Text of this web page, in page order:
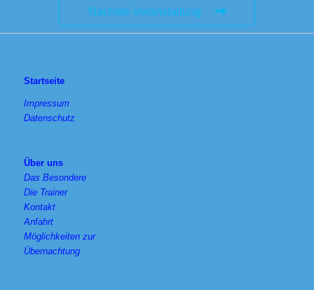
Nächste Veranstaltung
Startseite
Impressum
Datenschutz
Über uns
Das Besondere
Die Trainer
Kontakt
Anfahrt
Möglichkeiten zur
Übernachtung